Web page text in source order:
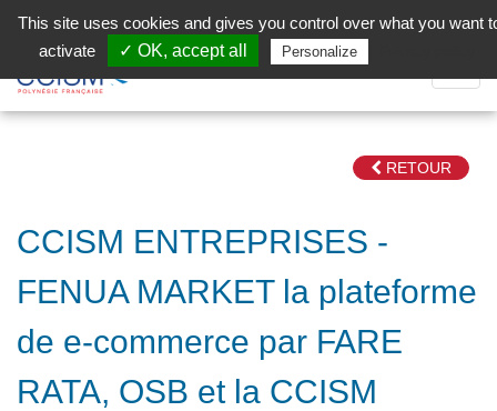
Facebook (Customer Chat) is disabled.
la
RETOUR
CCISM ENTREPRISES -
FENUA MARKET la plateforme
de e-commerce par FARE
RATA, OSB et la CCISM
This site uses cookies and gives you control over what you want
activate
✓ OK, accept all Personalize